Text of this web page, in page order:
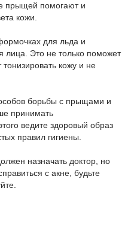
прыщей помогают и
кожи.
для льда и
лица. Это не только поможет
кожу и не
борьбы с прыщами и
принимать
ведите здоровый образ
правил гигиены.
назначать доктор, но
с акне, будьте